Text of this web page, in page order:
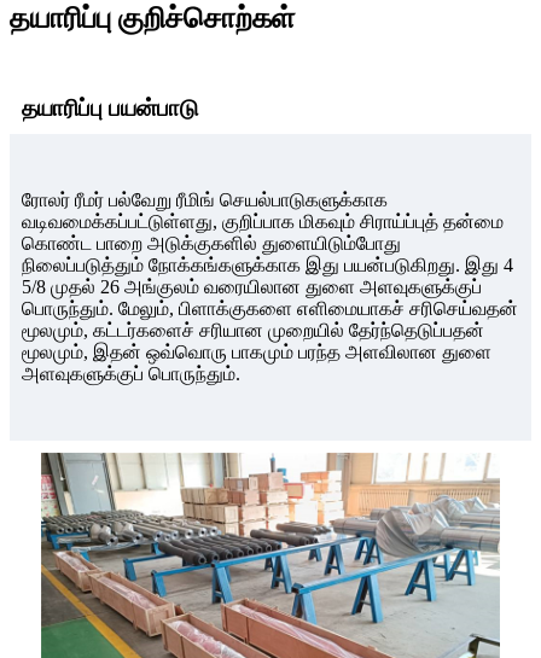
தயாரிப்பு குறிச்சொற்கள்
தயாரிப்பு பயன்பாடு
ரோலர் ரீமர் பல்வேறு ரீமிங் செயல்பாடுகளுக்காக
வடிவமைக்கப்பட்டுள்ளது, குறிப்பாக மிகவும் சிராய்ப்புத் தன்மை
கொண்ட பாறை அடுக்குகளில் துளையிடும்போது
நிலைப்படுத்தும் நோக்கங்களுக்காக இது பயன்படுகிறது. இது 4
5/8 முதல் 26 அங்குலம் வரையிலான துளை அளவுகளுக்குப்
பொருந்தும். மேலும், பிளாக்குகளை எளிமையாகச் சரிசெய்வதன்
மூலமும், கட்டர்களைச் சரியான முறையில் தேர்ந்தெடுப்பதன்
மூலமும், இதன் ஒவ்வொரு பாகமும் பரந்த அளவிலான துளை
அளவுகளுக்குப் பொருந்தும்.